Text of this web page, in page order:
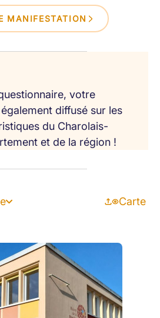
MANIFESTATION
votre
diffusé sur les
du Charolais-
et de la région !
Carte